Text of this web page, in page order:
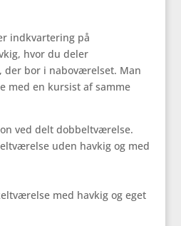
indkvartering på
hvor du deler
der bor i naboværelset. Man
med en kursist af samme
ved delt dobbeltværelse.
uden havkig og med
med havkig og eget